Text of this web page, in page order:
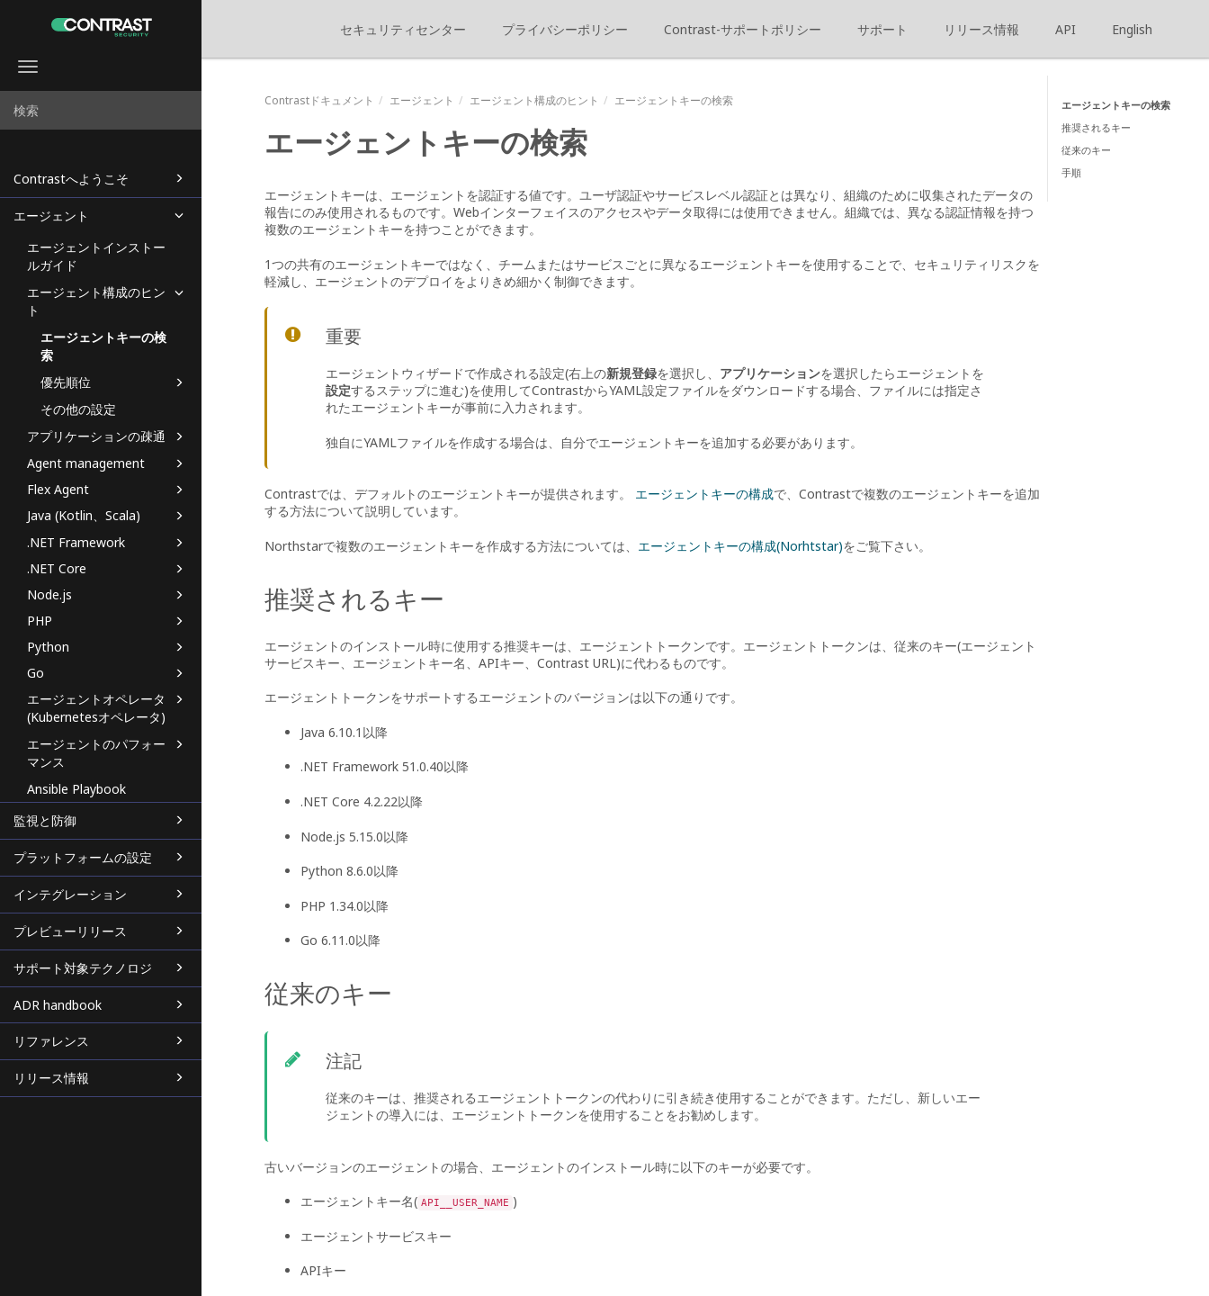
Toggle
Contrastへようこそ
エージェント
エージェントインストー
ルガイド
エージェント構成のヒン
ト
エージェントキーの検
索
優先順位
その他の設定
アプリケーションの疎通
Agent management
Flex Agent
Java (Kotlin、Scala)
.NET Framework
.NET Core
Node.js
PHP
Python
Go
エージェントオペレータ
(Kubernetesオペレータ)
エージェントのパフォー
マンス
Ansible Playbook
監視と防御
プラットフォームの設定
インテグレーション
プレビューリリース
サポート対象テクノロジ
ADR handbook
リファレンス
リリース情報
セキュリティセンター プライバシーポリシー Contrast-サポートポリシー サポート リリース情報 API English
Contrastドキュメント エージェント エージェント構成のヒント エージェントキーの検索
エージェントキーの検索
エージェントキーは、エージェントを認証する値です。ユーザ認証やサービスレベル認証とは異なり、組織のために収集されたデータの
報告にのみ使用されるものです。Webインターフェイスのアクセスやデータ取得には使用できません。組織では、異なる認証情報を持つ
複数のエージェントキーを持つことができます。
1つの共有のエージェントキーではなく、チームまたはサービスごとに異なるエージェントキーを使用することで、セキュリティリスクを
軽減し、エージェントのデプロイをよりきめ細かく制御できます。
重要
エージェントウィザードで作成される設定(右上の新規登録を選択し、 アプリケーションを選択したらエージェントを
設定するステップに進む)を使用してContrastからYAML設定ファイルをダウンロードする場合、ファイルには指定さ
れたエージェントキーが事前に入力されます。
独自にYAMLファイルを作成する場合は、自分でエージェントキーを追加する必要があります。
Contrastでは、デフォルトのエージェントキーが提供されます。 エージェントキーの構成で、 Contrastで複数のエージェントキーを追加
する方法について説明しています。
Northstarで複数のエージェントキーを作成する方法については、 エージェントキーの構成(Norhtstar)をご覧下さい。
推奨されるキー
エージェントのインストール時に使用する推奨キーは、エージェントトークンです。エージェントトークンは、従来のキー(エージェント
サービスキー、エージェントキー名、APIキー、Contrast URL)に代わるものです。
エージェントトークンをサポートするエージェントのバージョンは以下の通りです。
Java 6.10.1以降
.NET Framework 51.0.40以降
.NET Core 4.2.22以降
Node.js 5.15.0以降
Python 8.6.0以降
PHP 1.34.0以降
Go 6.11.0以降
従来のキー
注記
従来のキーは、推奨されるエージェントトークンの代わりに引き続き使用することができます。ただし、新しいエー
ジェントの導入には、エージェントトークンを使用することをお勧めします。
古いバージョンのエージェントの場合、エージェントのインストール時に以下のキーが必要です。
エージェントキー名( API__USER_NAME )
エージェントサービスキー
APIキー
エージェントキーの検索
推奨されるキー
従来のキー
手順